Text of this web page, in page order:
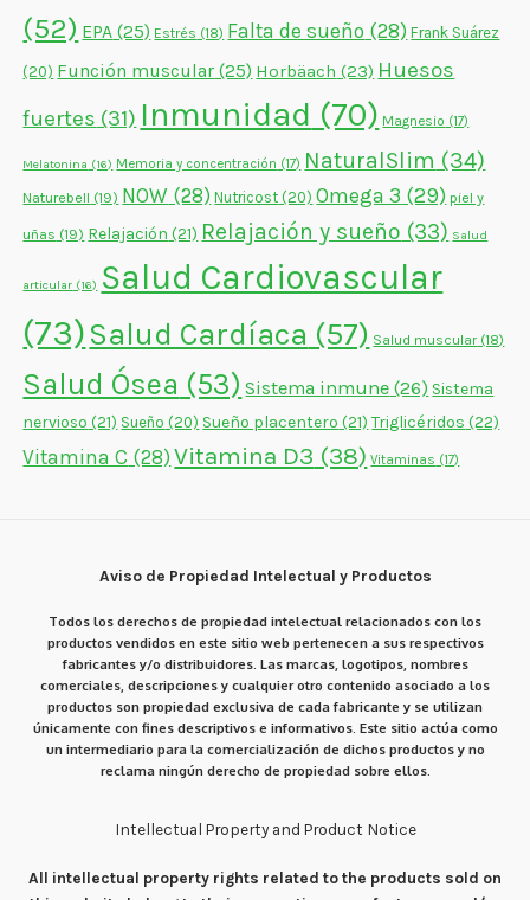
(52) EPA (25) Estrés (18) Falta de sueño (28) Frank Suárez
(20) Función muscular (25) Horbäach (23) Huesos
fuertes (31) Inmunidad (70) Magnesio (17)
Melatonina (16) Memoria y concentración (17) NaturalSlim (34)
Naturebell (19) NOW (28) Nutricost (20) Omega 3 (29) piel y
uñas (19) Relajación (21) Relajación y sueño (33) Salud
articular (16) Salud Cardiovascular
(73)Salud Cardíaca (57) Salud muscular(18)
Salud Ósea (53) Sistema inmune (26) Sistema
nervioso (21) Sueño (20) Sueño placentero (21) Triglicéridos (22)
Vitamina C (28) Vitamina D3 (38) Vitaminas (17)
Aviso de Propiedad Intelectual y Productos
Todos los derechos de propiedad intelectual relacionados con los
productos vendidos en este sitio web pertenecen a sus respectivos
fabricantes y/o distribuidores. Las marcas, logotipos, nombres
comerciales, descripciones y cualquier otro contenido asociado a los
productos son propiedad exclusiva de cada fabricante y se utilizan
únicamente con fines descriptivos e informativos. Este sitio actúa como
un intermediario para la comercialización de dichos productos y no
reclama ningún derecho de propiedad sobre ellos.
Intellectual Property and Product Notice
All intellectual property rights related to the products sold on